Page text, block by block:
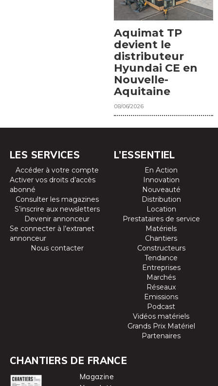
Aquimat TP
devient le
distributeur
Hyundai CE en
Nouvelle-
Aquitaine
08/06/2026
LES SERVICES
Accéder à votre compte
Activer vos droits d’accès
abonné
Consulter les magazines
S’inscrire aux newsletters
Devenir annonceur
Se connecter à l’extranet
annonceur
Nous contacter
L’ESSENTIEL
En Action
Innovation
Nouveauté
Distribution
Location
Prestataires de service
Matériels
Chantiers
Constructeurs
Tendance
Entreprises
Marchés
Réseaux
Emissions
Podcast
Vidéos matériels
Grands Prix Matériel
Partenaires
CHANTIERS DE FRANCE
Magazine